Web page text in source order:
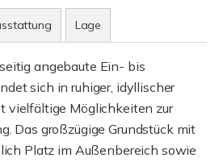
Lage
angebaute Ein- bis
sich in ruhiger, idyllischer
vielfältige Möglichkeiten zur
Das großzügige Grundstück mit
Platz im Außenbereich sowie